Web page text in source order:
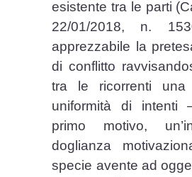
esistente tra le parti
22/01/2018, n.
apprezzabile la
di conflitto
tra le ricorrenti una
uniformità di intenti
primo motivo,
doglianza
specie avente ad